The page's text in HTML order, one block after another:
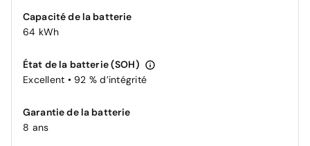
Capacité de la batterie
64 kWh
État de la batterie (SOH)
Excellent • 92 % d’intégrité
Garantie de la batterie
8 ans